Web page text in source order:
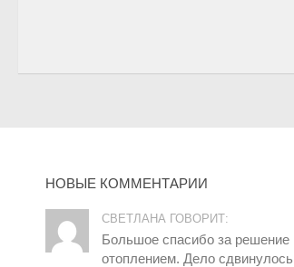
НОВЫЕ КОММЕНТАРИИ
СВЕТЛАНА ГОВОРИТ:
Большое спасибо за решение
отоплением. Дело